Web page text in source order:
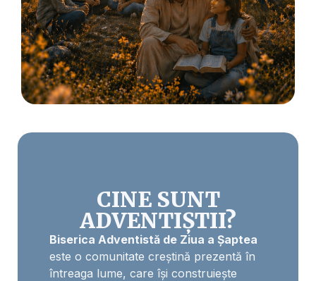
CINE SUNT
ADVENTIȘTII?
Biserica Adventistă de Ziua a Șaptea
este o comunitate creștină prezentă în
întreaga lume, care își construiește